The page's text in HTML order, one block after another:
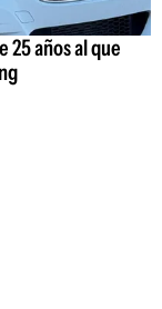
25 años al que